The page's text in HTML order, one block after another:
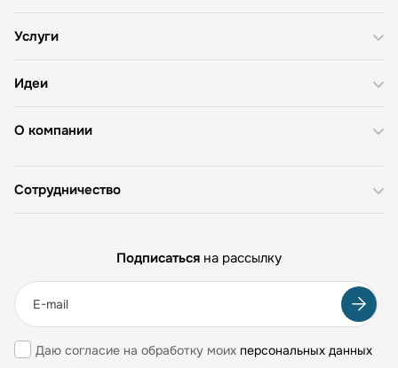
О компании
Услуги
Идеи
Сотрудничество
Подписаться на рассылку
Даю согласие на обработку моих персональных данных